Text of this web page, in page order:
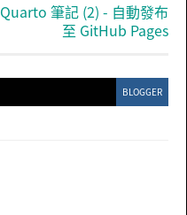
Quarto 筆記 (2) - 自動發布
至 GitHub Pages
BLOGGER